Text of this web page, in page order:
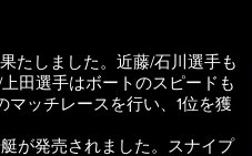
たしました。近藤/石川選手も
田選手はボートのスピードも
ッチレースを行い、1位を獲
が発売されました。スナイプ